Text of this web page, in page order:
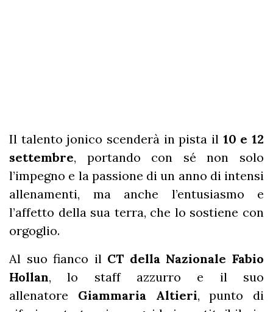
Il talento jonico scenderà in pista il 10 e 12
settembre, portando con sé non solo
l’impegno e la passione di un anno di intensi
allenamenti, ma anche l’entusiasmo e
l’affetto della sua terra, che lo sostiene con
orgoglio.
Al suo fianco il CT della Nazionale Fabio
Hollan, lo staff azzurro e il suo
allenatore Giammaria Altieri, punto di